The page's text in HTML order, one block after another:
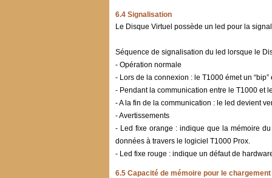
6.4 Signalisation
Le Disque Virtuel possède un led pour la
Séquence de signalisation du led lorsque le
- Opération normale
- Lors de la connexion : le T1000 émet un
- Pendant la communication entre le T1000 et
- A la fin de la communication : le led devient
- Avertissements
- Led fixe orange : indique que la mémoire
données à travers le logiciel T1000 Prox.
- Led fixe rouge : indique un défaut de
6.5 Capacité de mémoire pour le chargement